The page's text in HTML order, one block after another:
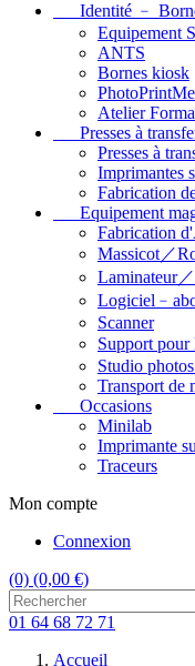
Identité ﹣
Equipement
ANTS
Bornes kiosk
PhotoPrintMe
Atelier
Presses à
Presses à
Imprimantes
Fabrication
Equipement
Fabrication
Massicot／
Laminateur
Scanner
Support
Studio
Transport de
Occasions
Minilab
Imprimante
Traceurs
Mon compte
Connexion
(0) (0,00 €)
01 64 68 72 71
Accueil